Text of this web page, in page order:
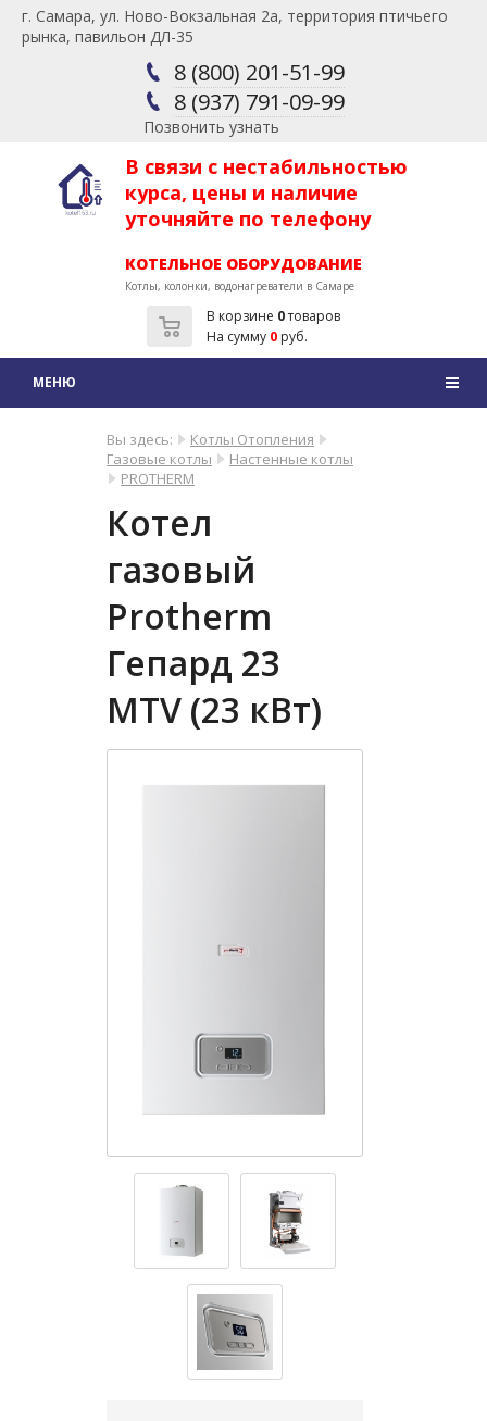
г. Самара, ул. Ново-Вокзальная 2а, территория птичьего
рынка, павильон ДЛ-35
8 (800) 201-51-99
8 (937) 791-09-99
Позвонить узнать
В связи с нестабильностью
курса, цены и наличие
уточняйте по телефону
КОТЕЛЬНОЕ ОБОРУДОВАНИЕ
Котлы, колонки, водонагреватели в Самаре
В корзине 0товаров
На сумму 0руб.
Вы здесь:
Котлы Отопления
Газовые котлы
Настенные котлы
PROTHERM
Котел
газовый
Protherm
Гепард 23
MTV (23 кВт)